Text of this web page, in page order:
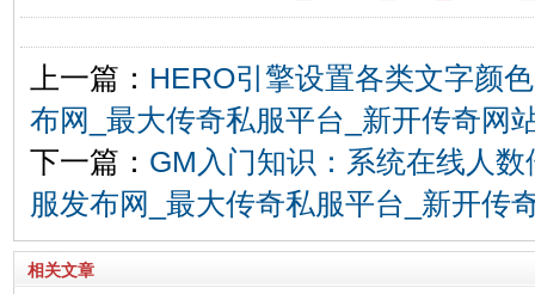
上一篇： HERO引擎设置各类文字颜
布网_最大传奇私服平台_新开传奇网
下一篇： GM入门知识：系统在线人
服发布网_最大传奇私服平台_新开传
相关文章